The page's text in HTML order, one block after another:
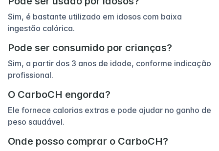
Sim, é bastante utilizado em idosos com baixa
ingestão calórica.
Pode ser consumido por crianças?
Sim, a partir dos 3 anos de idade, conforme indicação
profissional.
O CarboCH engorda?
Ele fornece calorias extras e pode ajudar no ganho de
peso saudável.
Onde posso comprar o CarboCH?